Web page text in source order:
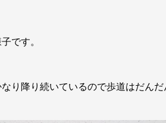
です。
り降り続いているので歩道はだん